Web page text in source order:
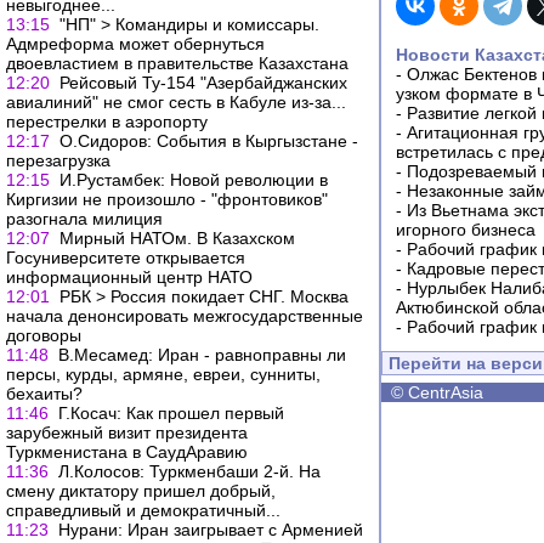
невыгоднее...
13:15 "НП" > Командиры и комиссары.
Адмреформа может обернуться
двоевластием в правительстве Казахстана
12:20 Рейсовый Ту-154 "Азербайджанских
авиалиний" не смог сесть в Кабуле из-за...
перестрелки в аэропорту
12:17 О.Сидоров: События в Кыргызстане -
перезагрузка
12:15 И.Рустамбек: Новой революции в
Киргизии не произошло - "фронтовиков"
разогнала милиция
12:07
Мирный НАТОм. В Казахском
Госуниверситете открывается
информационный центр НАТО
12:01
РБК > Россия покидает СНГ. Москва
начала денонсировать межгосударственные
договоры
11:48 В.Месамед: Иран - равноправны ли
персы, курды, армяне, евреи, сунниты,
бехаиты?
11:46 Г.Косач: Как прошел первый
зарубежный визит президента
Туркменистана в СаудАравию
11:36 Л.Колосов: Туркменбаши 2-й. На
смену диктатору пришел добрый,
справедливый и демократичный...
11:23
Нурани: Иран заигрывает с Арменией
Новости
- Олжас Бектенов
узком формате в
- Развитие
- Агитационная
встретилась с
- Подозреваемый
- Незаконные
- Из Вьетнама
игорного бизнеса
- Рабочий график
- Кадровые
- Нурлыбек
Актюбинской
- Рабочий график
Перейти на
© CentrAsia